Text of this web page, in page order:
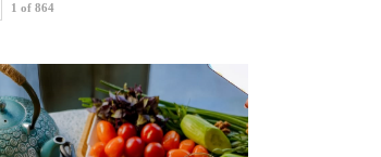
1 of 864